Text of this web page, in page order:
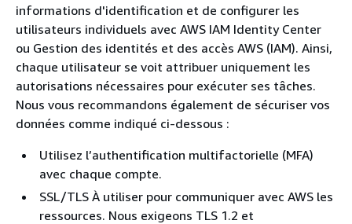
informations d'identification et de configurer les
utilisateurs individuels avec AWS IAM Identity Center
ou Gestion des identités et des accès AWS (IAM). Ainsi,
chaque utilisateur se voit attribuer uniquement les
autorisations nécessaires pour exécuter ses tâches.
Nous vous recommandons également de sécuriser vos
données comme indiqué ci-dessous :
Utilisez l’authentification multifactorielle (MFA)
avec chaque compte.
SSL/TLS À utiliser pour communiquer avec AWS les
ressources. Nous exigeons TLS 1.2 et